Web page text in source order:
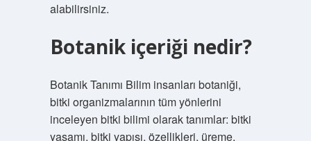
alabilirsiniz.
Botanik içeriği nedir?
Botanik Tanımı Bilim insanları botaniği,
bitki organizmalarının tüm yönlerini
inceleyen bitki bilimi olarak tanımlar: bitki
yaşamı, bitki yapısı, özellikleri, üreme,